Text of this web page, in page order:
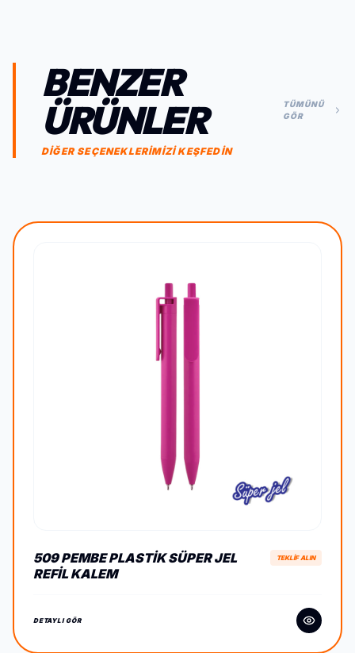
BENZER
ÜRÜNLER
DİĞER SEÇENEKLERİMİZİ KEŞFEDİN
TÜMÜNÜ
GÖR
509 PEMBE PLASTIK SÜPER JEL
REFIL KALEM
TEKLİF ALIN
DETAYLI GÖR